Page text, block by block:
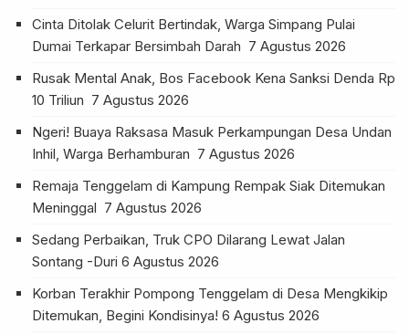
Cinta Ditolak Celurit Bertindak, Warga Simpang Pulai
Dumai Terkapar Bersimbah Darah 7 Agustus 2026
Rusak Mental Anak, Bos Facebook Kena Sanksi Denda Rp
10 Triliun 7 Agustus 2026
Ngeri! Buaya Raksasa Masuk Perkampungan Desa Undan
Inhil, Warga Berhamburan 7 Agustus 2026
Remaja Tenggelam di Kampung Rempak Siak Ditemukan
Meninggal 7 Agustus 2026
Sedang Perbaikan, Truk CPO Dilarang Lewat Jalan
Sontang -Duri 6 Agustus 2026
Korban Terakhir Pompong Tenggelam di Desa Mengkikip
Ditemukan, Begini Kondisinya! 6 Agustus 2026